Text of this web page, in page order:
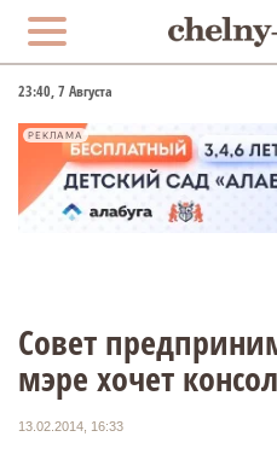
23:40, 7 Августа
РЕКЛАМА
Совет
мэре хочет
13.02.2014, 16:33